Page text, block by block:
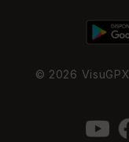
© 2026 VisuGPX